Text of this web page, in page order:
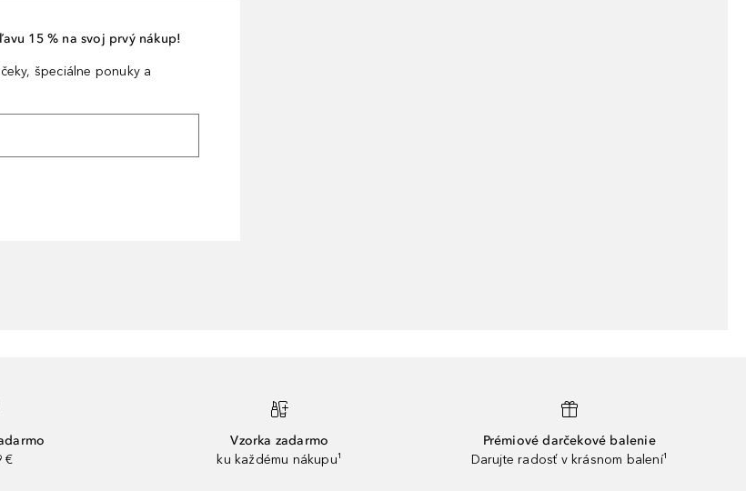
15 % na svoj prvý nákup!
špeciálne ponuky a
€
Vzorka zadarmo
ku každému nákupu¹
Prémiové darčekové balenie
Darujte radosť v krásnom balení¹